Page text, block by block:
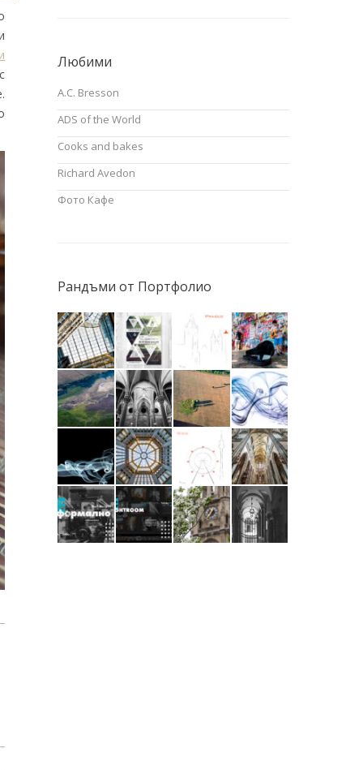
Любими
A.C. Bresson
ADS of the World
Cooks and bakes
Richard Avedon
Фото Кафе
Рандъми от Портфолио